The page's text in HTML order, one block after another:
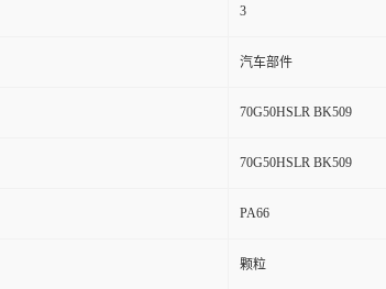
3
汽车部件
70G50HSLR BK509
70G50HSLR BK509
PA66
颗粒